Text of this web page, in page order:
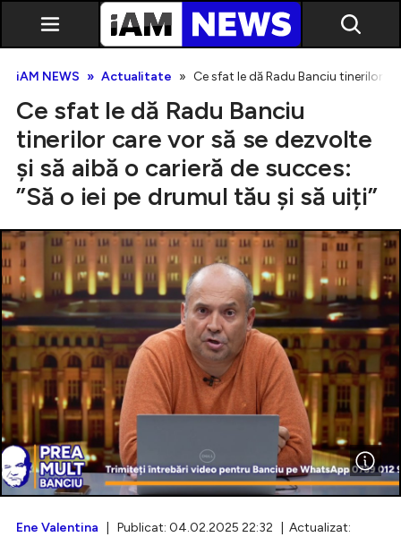
Exclusiv
Intră în cont
Creează cont
iAM NEWS Actualitate Ce sfat le dă Radu Banciu tinerilor
Ce sfat le dă Radu Banciu
tinerilor care vor să se dezvolte
și să aibă o carieră de succes:
”Să o iei pe drumul tău și să uiți”
Ene Valentina | Publicat: 04.02.2025 22:32 | Actualizat: